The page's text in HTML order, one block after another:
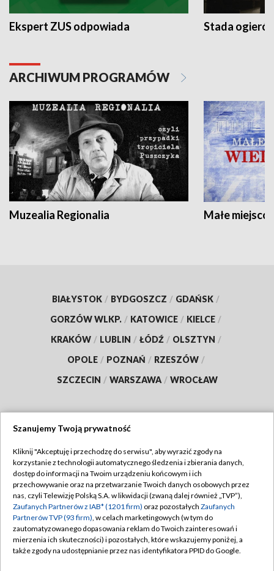
Ekspert ZUS odpowiada Stada
ARCHIWUM PROGRAMÓW
Muzealia Regionalia Małe
BIAŁYSTOK / BYDGOSZCZ / GDAŃSK /
GORZÓW WLKP. / KATOWICE / KIELCE /
KRAKÓW / LUBLIN / ŁÓDŹ / OLSZTYN /
OPOLE / POZNAŃ / RZESZÓW /
SZCZECIN / WARSZAWA / WROCŁAW
TVP
Abonament TVP
Emisja w TVP
Centrum informacji TVP
Naziemna Telewizja Cyfrowa
Regulamin TVP
Polityka prywatności
Moje zgody
Pomoc
Szanujemy Twoją prywatność
Kliknij "Akceptuję i przechodzę do serwisu", aby wyrazić zgody na
korzystanie z technologii automatycznego śledzenia i zbierania danych,
dostęp do informacji na Twoim urządzeniu końcowym i ich
przechowywanie oraz na przetwarzanie Twoich danych osobowych przez
nas, czyli Telewizję Polską S.A. w likwidacji (zwaną dalej również „TVP”),
Zaufanych Partnerów z IAB* (1201 firm) oraz pozostałych Zaufanych
Partnerów TVP (93 firm), w celach marketingowych (w tym do
zautomatyzowanego dopasowania reklam do Twoich zainteresowań i
mierzenia ich skuteczności) i pozostałych, które wskazujemy poniżej, a
także zgody na udostępnianie przez nas identyfikatora PPID do Google.